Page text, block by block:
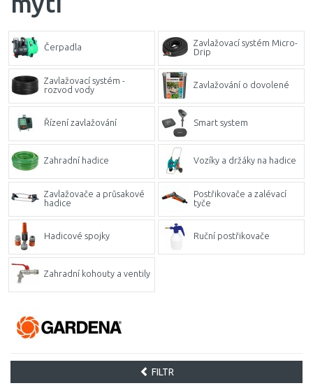
Čerpadla
Zavlažovací systém Micro-
Drip
Zavlažovací systém -
rozvod vody
Zavlažování o dovolené
Řízení zavlažování Smart system
Zahradní hadice Vozíky a držáky na hadice
Zavlažovače a průsakové
hadice
Postřikovače a zalévací
tyče
Hadicové spojky Ruční postřikovače
Zahradní kohouty a ventily
FILTR